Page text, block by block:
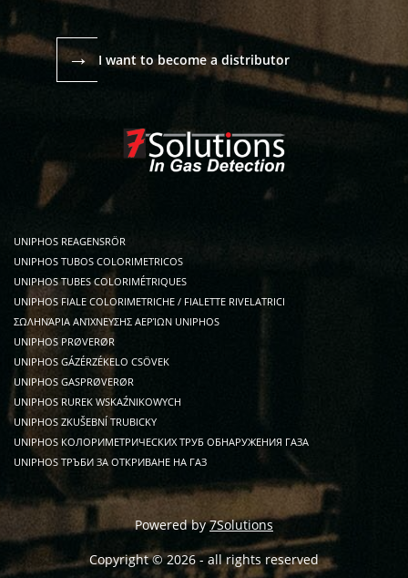
→ I want to become a distributor
UNIPHOS REAGENSRÖR
UNIPHOS TUBOS COLORIMETRICOS
UNIPHOS TUBES COLORIMÉTRIQUES
UNIPHOS FIALE COLORIMETRICHE / FIALETTE RIVELATRICI
ΣΩΛΗΝΆΡΙΑ ΑΝΊΧΝΕΥΣΗΣ ΑΕΡΊΩΝ UNIPHOS
UNIPHOS PRØVERØR
UNIPHOS GÁZÉRZÉKELO CSÖVEK
UNIPHOS GASPRØVERØR
UNIPHOS RUREK WSKAŹNIKOWYCH
UNIPHOS ZKUŠEBNÍ TRUBICKY
UNIPHOS КОЛОРИМЕТРИЧЕСКИХ ТРУБ ОБНАРУЖЕНИЯ ГАЗА
UNIPHOS ТРЪБИ ЗА ОТКРИВАНЕ НА ГАЗ
Powered by7Solutions
Copyright © 2026 - all rights reserved